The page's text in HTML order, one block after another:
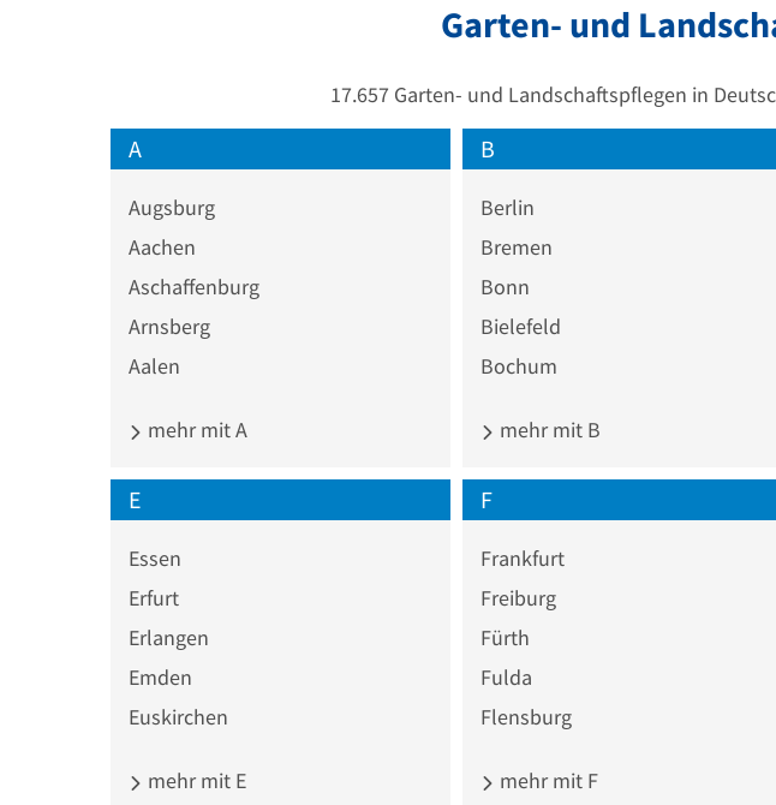
Garten- und
17.657 Garten- und Landschaftspflegen in
A
Augsburg
Aachen
Aschaffenburg
Arnsberg
Aalen
mehr mit A
B
Berlin
Bremen
Bonn
Bielefeld
Bochum
mehr mit B
E
Essen
Erfurt
Erlangen
Emden
Euskirchen
mehr mit E
F
Frankfurt
Freiburg
Fürth
Fulda
Flensburg
mehr mit F